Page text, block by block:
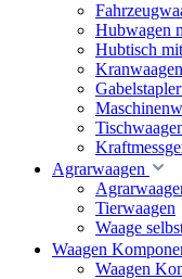
Hubwagen
Hubtisch
Kranwaagen
Agrarwaagen
Tierwaagen
Waage
Waagen
Waagen